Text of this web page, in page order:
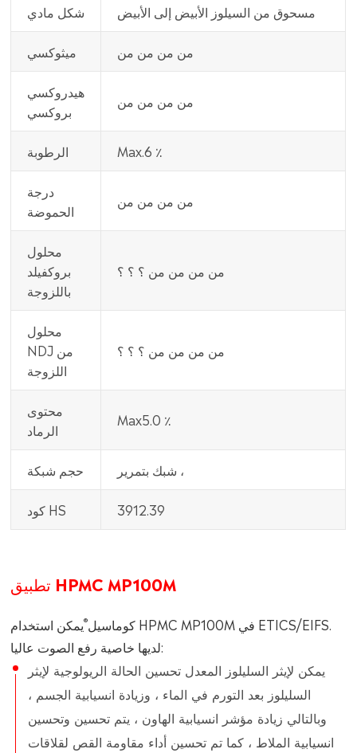
شكل مادي مسحوق من السيلوز الأبيض إلى الأبيض
ميثوكسي من من من من
هيدروكسي
بروكسي
من من من من
الرطوبة Max.6 ٪
درجة
الحموضة
من من من من
محلول
بروكفيلد
باللزوجة
من من من من ؟ ؟ ؟
محلول
NDJ من
اللزوجة
من من من من ؟ ؟ ؟
محتوى
الرماد
Max5.0 ٪
حجم شبكة شبك بتمرير ،
كود HS 3912.39
تطبيق HPMC MP100M
كوماسيل®يمكن استخدام HPMC MP100M في ETICS/EIFS.
لديها خاصية رفع الصوت عاليا:
يمكن لإيثر السليلوز المعدل تحسين الحالة الريولوجية لإيثر
السليلوز بعد التورم في الماء ، وزيادة انسيابية الجسم ،
وبالتالي زيادة مؤشر انسيابية الهاون ، يتم تحسين وتحسين
انسيابية الملاط ، كما تم تحسين أداء مقاومة القص لقلاقات